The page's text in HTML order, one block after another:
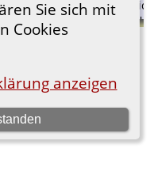
Sie sich mit
Cookies
anzeigen
Sitebuilding
© 2001-2026.
.
wechseln